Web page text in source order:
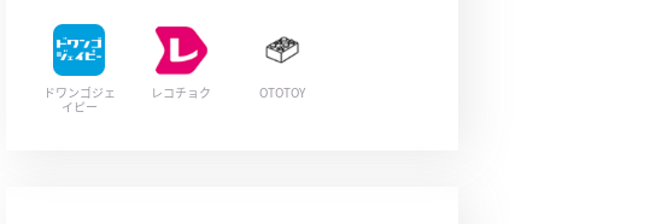
ドワンゴジェ
イピー
レコチョク OTOTOY